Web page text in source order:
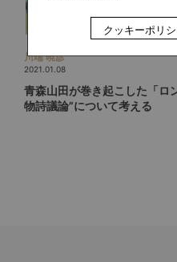
川端 暁彦
2021.01.08
青森山田が巻き起こした「ロ
物詩議論”について考える
クッキーポリ